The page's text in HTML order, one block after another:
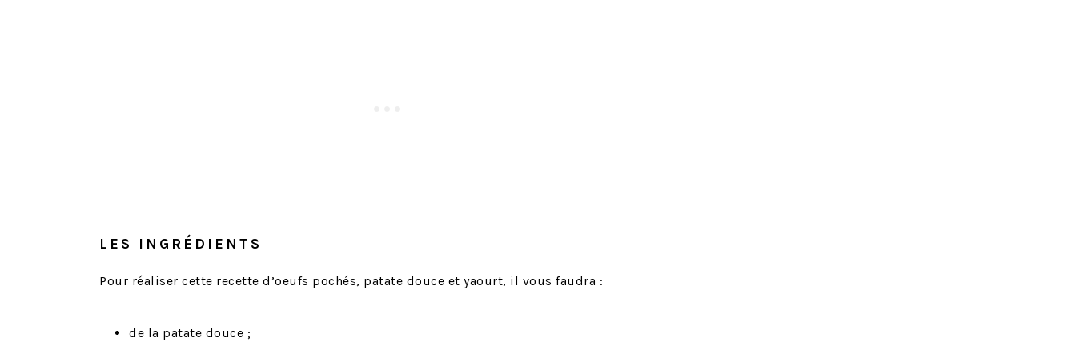
LES INGRÉDIENTS
Pour réaliser cette recette d’oeufs pochés, patate douce et yaourt, il vous faudra :
de la patate douce ;